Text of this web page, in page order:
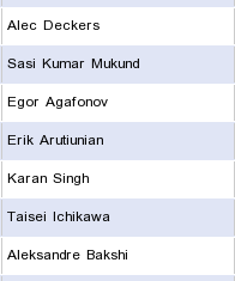
Alec Deckers
Sasi Kumar Mukund
Egor Agafonov
Erik Arutiunian
Karan Singh
Taisei Ichikawa
Aleksandre Bakshi